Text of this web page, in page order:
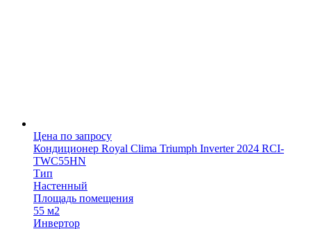
Цена по запросу
Кондиционер Royal Clima Triumph Inverter 2024 RCI-
TWC55HN
Тип
Настенный
Площадь помещения
55 м2
Инвертор